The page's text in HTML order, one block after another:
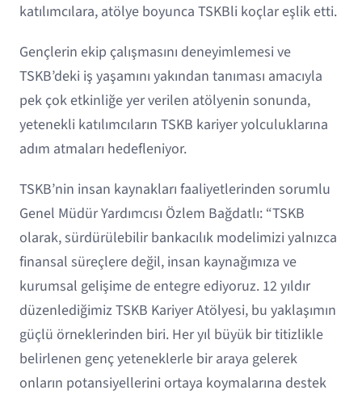
katılımcılara, atölye boyunca TSKBli koçlar eşlik etti.
Gençlerin ekip çalışmasını deneyimlemesi ve
TSKB’deki iş yaşamını yakından tanıması amacıyla
pek çok etkinliğe yer verilen atölyenin sonunda,
yetenekli katılımcıların TSKB kariyer yolculuklarına
adım atmaları hedefleniyor.
TSKB’nin insan kaynakları faaliyetlerinden sorumlu
Genel Müdür Yardımcısı Özlem Bağdatlı: “TSKB
olarak, sürdürülebilir bankacılık modelimizi yalnızca
finansal süreçlere değil, insan kaynağımıza ve
kurumsal gelişime de entegre ediyoruz. 12 yıldır
düzenlediğimiz TSKB Kariyer Atölyesi, bu yaklaşımın
güçlü örneklerinden biri. Her yıl büyük bir titizlikle
belirlenen genç yeteneklerle bir araya gelerek
onların potansiyellerini ortaya koymalarına destek